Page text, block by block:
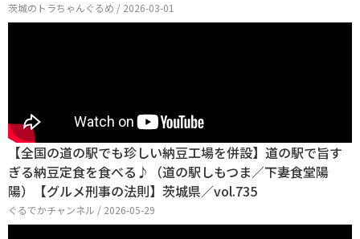
茨城のトラちゃんぐるめ / 2026-03-01
【全国の道の駅でも珍しい納豆工場を併設】道の駅で旨す
ぎる納豆定食を食べる♪（道の駅しもつま／下妻食堂陽
陽）【グルメ刑事の法則】茨城県／vol.735
ぐるでかチャンネル / 2026-05-29